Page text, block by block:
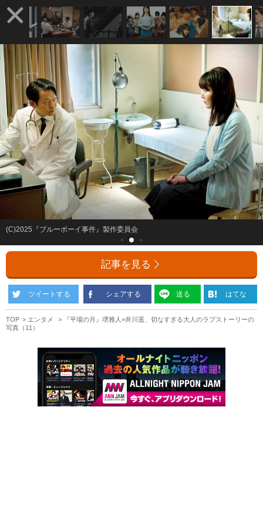
(C)2025『ブルーボーイ事件』製作委員会
記事を見る
ツイートする シェアする 送る はてな
TOP エンタメ
『平場の月』堺雅人×井川遥、切なすぎる大人のラブストーリーの
写真（11）